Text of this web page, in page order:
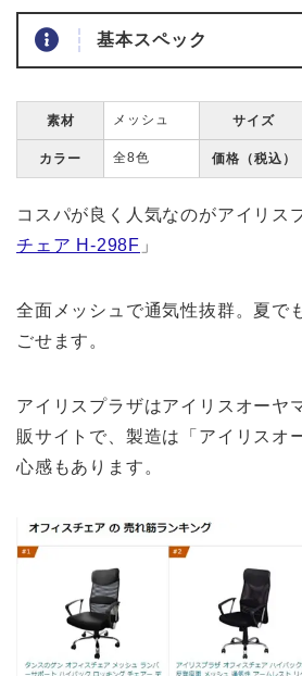
基本スペック
素材 メッシュ サイズ
カラー 全8色 価格（税込）
コスパが良く人気なのがアイリス
チェア H-298F 」
全面メッシュで通気性抜群。夏で
ごせます。
アイリスプラザはアイリスオーヤ
販サイトで、製造は「アイリスオ
心感もあります。